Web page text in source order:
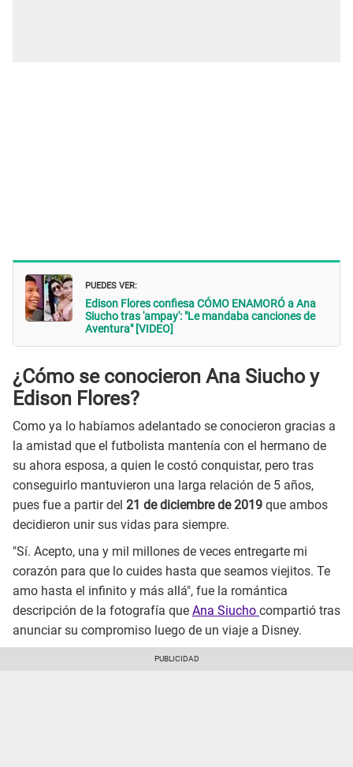
PUEDES VER:
Edison Flores confiesa CÓMO ENAMORÓ a Ana
Siucho tras 'ampay': "Le mandaba canciones de
Aventura" [VIDEO]
¿Cómo se conocieron Ana Siucho y
Edison Flores?
Como ya lo habíamos adelantado se conocieron gracias a
la amistad que el futbolista mantenía con el hermano de
su ahora esposa, a quien le costó conquistar, pero tras
conseguirlo mantuvieron una larga relación de 5 años,
pues fue a partir del 21 de diciembre de 2019 que ambos
decidieron unir sus vidas para siempre.
"Sí. Acepto, una y mil millones de veces entregarte mi
corazón para que lo cuides hasta que seamos viejitos. Te
amo hasta el infinito y más allá", fue la romántica
descripción de la fotografía que Ana Siucho compartió tras
anunciar su compromiso luego de un viaje a Disney.